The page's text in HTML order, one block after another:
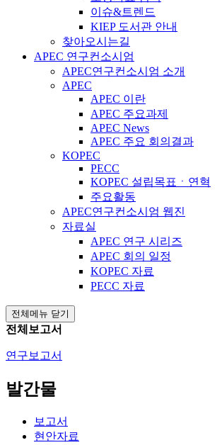
이슈&트렌드
KIEP 도서관 안내
찾아오시는길
APEC 연구컨소시엄
APEC연구컨소시엄 소개
APEC
APEC 이란
APEC 주요과제
APEC News
APEC 주요 회의결과
KOPEC
PECC
KOPEC 설립목표ㆍ연혁
주요활동
APEC연구컨소시엄 웹진
자료실
APEC 연구 시리즈
APEC 회의 일정
KOPEC 자료
PECC 자료
전체메뉴 닫기
전체보고서
연구보고서
발간물
보고서
현안자료